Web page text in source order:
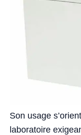
Son usage
laboratoire